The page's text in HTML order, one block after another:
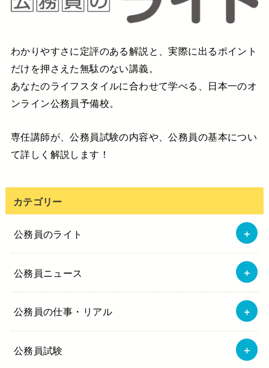
わかりやすさに定評のある解説と、実際に出るポイント
だけを押さえた無駄のない講義。
あなたのライフスタイルに合わせて学べる、日本一のオ
ンライン公務員予備校。
専任講師が、公務員試験の内容や、公務員の基本につい
て詳しく解説します！
カテゴリー
公務員のライト
公務員ニュース
公務員の仕事・リアル
公務員試験